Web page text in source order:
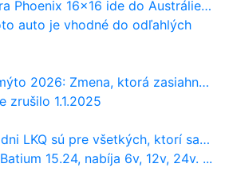
16×16 ide do Austrálie. Na čo bude slúžiť?
auto je vhodné do odľahlých
Zmena, ktorá zasiahne slovenských dopravcov
zrušilo 1.1.2025
sú pre všetkých, ktorí sa chcú dozvedieť niečo viac
15.24, nabíja 6v, 12v, 24v. ...